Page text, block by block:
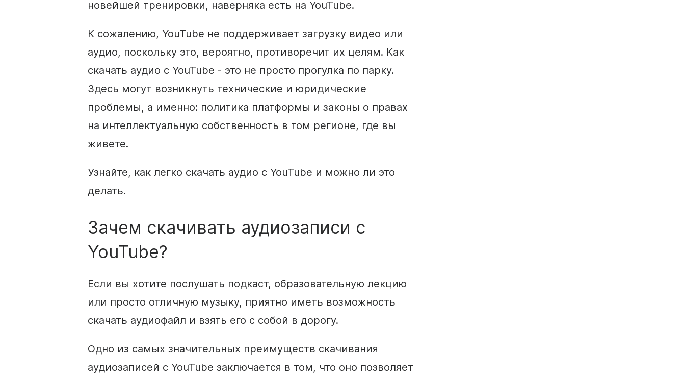
новейшей тренировки, наверняка есть на YouTube.
К сожалению, YouTube не поддерживает загрузку видео или
аудио, поскольку это, вероятно, противоречит их целям. Как
скачать аудио с YouTube - это не просто прогулка по парку.
Здесь могут возникнуть технические и юридические
проблемы, а именно: политика платформы и законы о правах
на интеллектуальную собственность в том регионе, где вы
живете.
Узнайте, как легко скачать аудио с YouTube и можно ли это
делать.
Зачем скачивать аудиозаписи с
YouTube?
Если вы хотите послушать подкаст, образовательную лекцию
или просто отличную музыку, приятно иметь возможность
скачать аудиофайл и взять его с собой в дорогу.
Одно из самых значительных преимуществ скачивания
аудиозаписей с YouTube заключается в том, что оно позволяет